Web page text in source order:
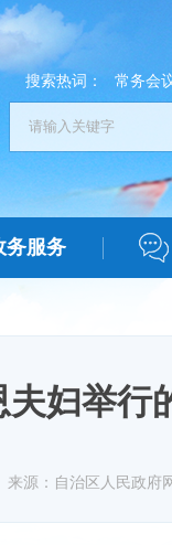
搜索热词： 常务会
务服务
妇举行
来源：自治区人民政府